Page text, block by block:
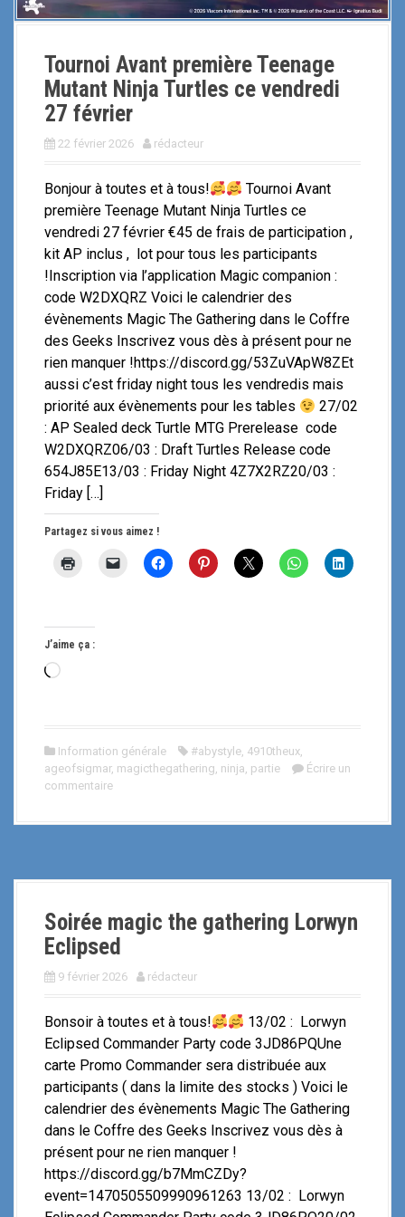
Tournoi Avant première Teenage
Mutant Ninja Turtles ce vendredi
27 février
22 février 2026 rédacteur
Bonjour à toutes et à tous!
Tournoi Avant
première Teenage Mutant Ninja Turtles ce
vendredi 27 février €45 de frais de participation ,
kit AP inclus , lot pour tous les participants
!Inscription via l’application Magic companion :
code W2DXQRZ Voici le calendrier des
évènements Magic The Gathering dans le Coffre
des Geeks Inscrivez vous dès à présent pour ne
rien manquer !https://discord.gg/53ZuVApW8ZEt
aussi c’est friday night tous les vendredis mais
priorité aux évènements pour les tables
27/02
: AP Sealed deck Turtle MTG Prerelease code
W2DXQRZ06/03 : Draft Turtles Release code
654J85E13/03 : Friday Night 4Z7X2RZ20/03 :
Friday […]
Partagez si vous aimez !
J’aime ça :
C
g
e
e
Information générale #abystyle, 4910theux,
ageofsigmar, magicthegathering, ninja, partie
Écrire un
commentaire
Soirée magic the gathering Lorwyn
Eclipsed
9 février 2026 rédacteur
Bonsoir à toutes et à tous!
13/02 : Lorwyn
Eclipsed Commander Party code 3JD86PQUne
carte Promo Commander sera distribuée aux
participants ( dans la limite des stocks ) Voici le
calendrier des évènements Magic The Gathering
dans le Coffre des Geeks Inscrivez vous dès à
présent pour ne rien manquer !
https://discord.gg/b7MmCZDy?
event=1470505509990961263 13/02 : Lorwyn